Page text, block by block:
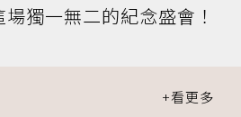
獨一無二的紀念盛會！